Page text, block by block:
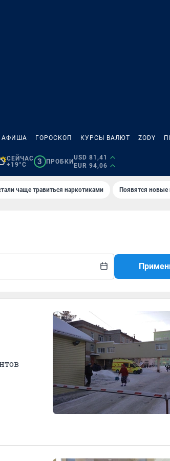
АФИША ГОРОСКОП КУРСЫ ВАЛЮТ ZODY
СЕЙЧАС
+19°C
3 ПРОБКИ
USD 81,41
EUR 94,06
чаще травиться наркотиками Появятся